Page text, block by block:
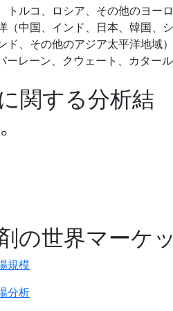
トルコ、ロシア、その他のヨー
中国、インド、日本、韓国、
、その他のアジア太平洋地域
ーレーン、クウェート、カター
関する分析結
の世界マーケ
規模
分析